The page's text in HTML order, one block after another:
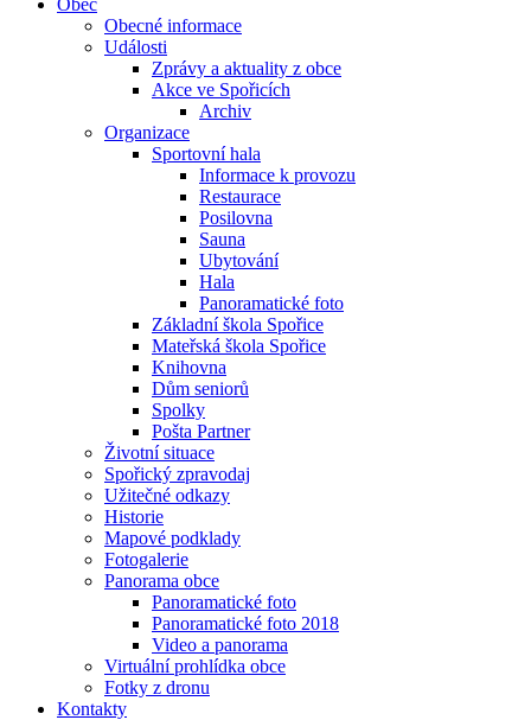
Obec
Obecné informace
Události
Zprávy a aktuality z obce
Akce ve Spořicích
Archiv
Organizace
Sportovní hala
Informace k provozu
Restaurace
Posilovna
Sauna
Ubytování
Hala
Panoramatické foto
Základní škola Spořice
Mateřská škola Spořice
Knihovna
Dům seniorů
Spolky
Pošta Partner
Životní situace
Spořický zpravodaj
Užitečné odkazy
Historie
Mapové podklady
Fotogalerie
Panorama obce
Panoramatické foto
Panoramatické foto 2018
Video a panorama
Virtuální prohlídka obce
Fotky z dronu
Kontakty